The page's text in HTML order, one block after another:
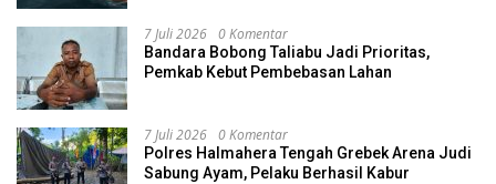
7 Juli 2026 0 Komentar
Bandara Bobong Taliabu Jadi Prioritas,
Pemkab Kebut Pembebasan Lahan
7 Juli 2026 0 Komentar
Polres Halmahera Tengah Grebek Arena Judi
Sabung Ayam, Pelaku Berhasil Kabur